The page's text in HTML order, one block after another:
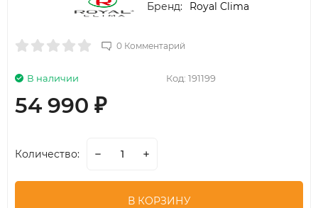
Бренд: Royal Clima
0 Комментарий
Код: 191199
В наличии
54 990 ₽
Количество:
В КОРЗИНУ